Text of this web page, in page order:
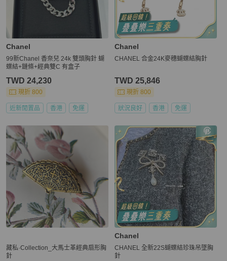
Chanel
99新Chanel 香奈兒 24k 雙頭胸針 蝴
蝶結+鏈條+經典雙C 有盒子
TWD 24,230
現折 800
近新閒置品 香港 免運
Chanel
CHANEL 合金24K麥穗蝴蝶結胸針
TWD 25,846
現折 800
狀況良好 香港 免運
藏私·Collection_大馬士革經典扇形胸
針
Chanel
CHANEL 全新22S蝴蝶結珍珠吊墜胸
針